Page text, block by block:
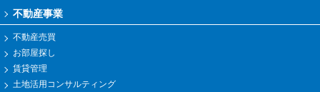
不動産事業
不動産売買
お部屋探し
賃貸管理
土地活用コンサルティング